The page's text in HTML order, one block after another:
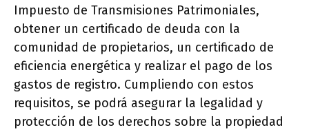
Impuesto de Transmisiones Patrimoniales,
obtener un certificado de deuda con la
comunidad de propietarios, un certificado de
eficiencia energética y realizar el pago de los
gastos de registro. Cumpliendo con estos
requisitos, se podrá asegurar la legalidad y
protección de los derechos sobre la propiedad